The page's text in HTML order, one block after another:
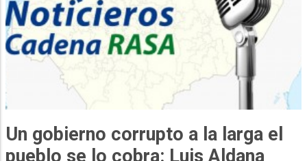
Un gobierno corrupto a la larga el
pueblo se lo cobra: Luis Aldana